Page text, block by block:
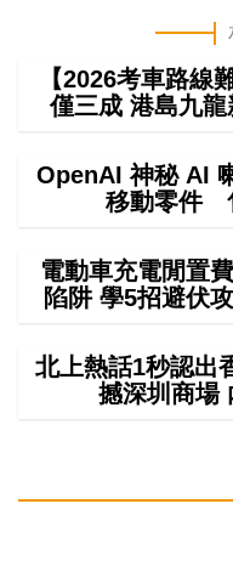
【2026考車路線
僅三成 港島九
OpenAI 神秘 AI
移動零件
電動車充電閒置
陷阱 學5招避伏
北上熱話1秒認出
撼深圳商場